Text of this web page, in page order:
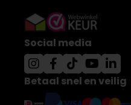
Social media
Betaal snel en veilig